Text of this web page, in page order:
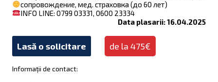
сопровождение, мед. страховка (до 60 лет)
INFO LINE: 0799 03331, 0600 23334
Data plasarii: 16.04.2025
Lasă o solicitare de la 475€
Informații de contact: